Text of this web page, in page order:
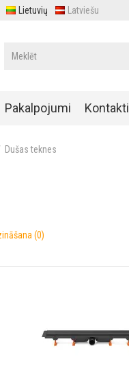
Lietuvių Latviešu
Pakalpojumi Kontakti
Dušas teknes
(0)